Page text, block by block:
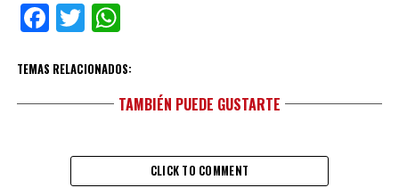
Facebook
TwitterWhatsApp
TEMAS RELACIONADOS:
TAMBIÉN PUEDE GUSTARTE
CLICK TO COMMENT